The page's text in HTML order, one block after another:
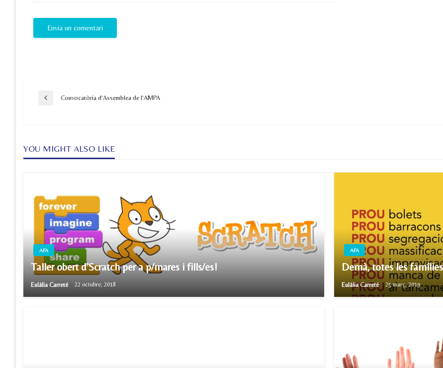
Navegació
Previous
Convocatòria d’Assemblea de l’AMPA
YOU MIGHT ALSO LIKE
AFA
Taller obert d’Scratch per a p/mares i fills/es!
Eulàlia Carreté 22 octubre, 2018
AFA
Demà, totes les
Eulàlia Carreté 25 març, 2019